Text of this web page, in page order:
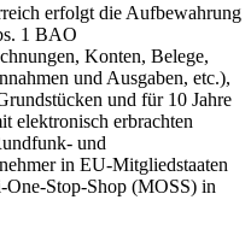
erfolgt die Aufbewahrung
1 BAO
Konten, Belege,
und Ausgaben, etc.),
und für 10 Jahre
elektronisch erbrachten
und
in EU-Mitgliedstaaten
Stop-Shop (MOSS) in